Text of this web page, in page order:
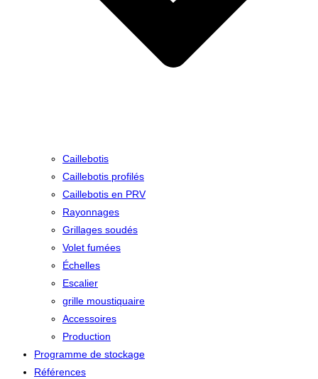
Caillebotis
Caillebotis profilés
Caillebotis en PRV
Rayonnages
Grillages soudés
Volet fumées
Échelles
Escalier
grille moustiquaire
Accessoires
Production
Programme de stockage
Références